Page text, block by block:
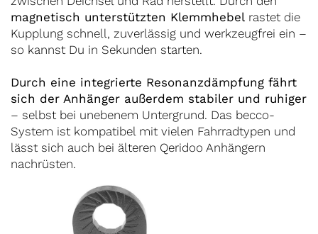
magnetisch unterstützten Klemmhebel rastet die
Kupplung schnell, zuverlässig und werkzeugfrei ein –
so kannst Du in Sekunden starten.
Durch eine integrierte Resonanzdämpfung fährt
sich der Anhänger außerdem stabiler und ruhiger
– selbst bei unebenem Untergrund. Das becco-
System ist kompatibel mit vielen Fahrradtypen und
lässt sich auch bei älteren Qeridoo Anhängern
nachrüsten.